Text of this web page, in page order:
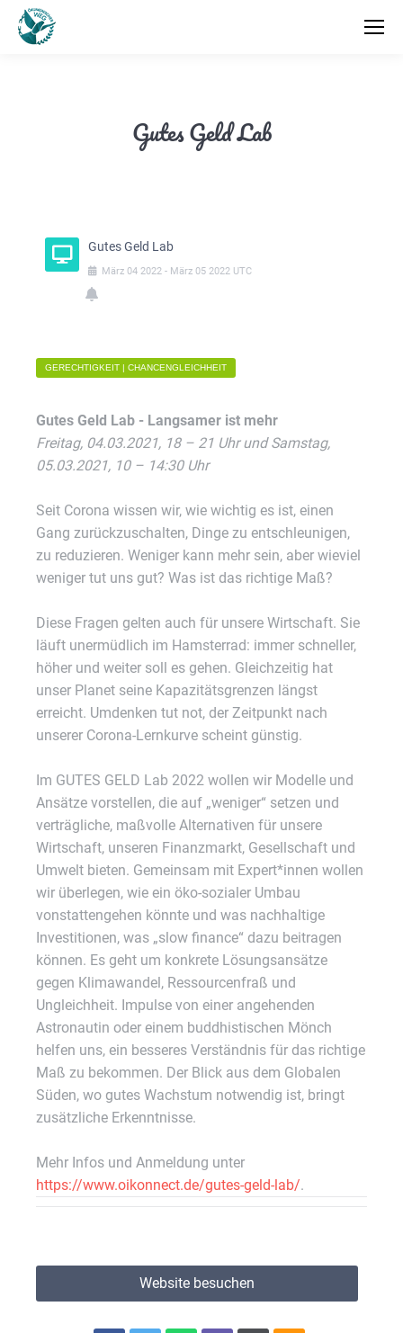
Gutes Geld Lab
Gutes Geld Lab
März 04 2022 - März 05 2022 UTC
GERECHTIGKEIT | CHANCENGLEICHHEIT
Gutes Geld Lab - Langsamer ist mehr
Freitag, 04.03.2021, 18 – 21 Uhr undSamstag,
05.03.2021, 10 – 14:30 Uhr
Seit Corona wissen wir, wie wichtig es ist, einen
Gang zurückzuschalten, Dinge zu entschleunigen,
zu reduzieren. Weniger kann mehr sein, aber wieviel
weniger tut uns gut? Was ist das richtige Maß?
Diese Fragen gelten auch für unsere Wirtschaft. Sie
läuft unermüdlich im Hamsterrad: immer schneller,
höher und weiter soll es gehen. Gleichzeitig hat
unser Planet seine Kapazitätsgrenzen längst
erreicht. Umdenken tut not, der Zeitpunkt nach
unserer Corona-Lernkurve scheint günstig.
Im GUTES GELD Lab 2022 wollen wir Modelle und
Ansätze vorstellen, die auf „weniger“ setzen und
verträgliche, maßvolle Alternativen für unsere
Wirtschaft, unseren Finanzmarkt, Gesellschaft und
Umwelt bieten. Gemeinsam mit Expert*innen wollen
wir überlegen, wie ein öko-sozialer Umbau
vonstattengehen könnte und was nachhaltige
Investitionen, was „slow finance“ dazu beitragen
können. Es geht um konkrete Lösungsansätze
gegen Klimawandel, Ressourcenfraß und
Ungleichheit. Impulse von einer angehenden
Astronautin oder einem buddhistischen Mönch
helfen uns, ein besseres Verständnis für das richtige
Maß zu bekommen. Der Blick aus dem Globalen
Süden, wo gutes Wachstum notwendig ist, bringt
zusätzliche Erkenntnisse.
Mehr Infos und Anmeldung unter
https://www.oikonnect.de/gutes-geld-lab/.
Website besuchen